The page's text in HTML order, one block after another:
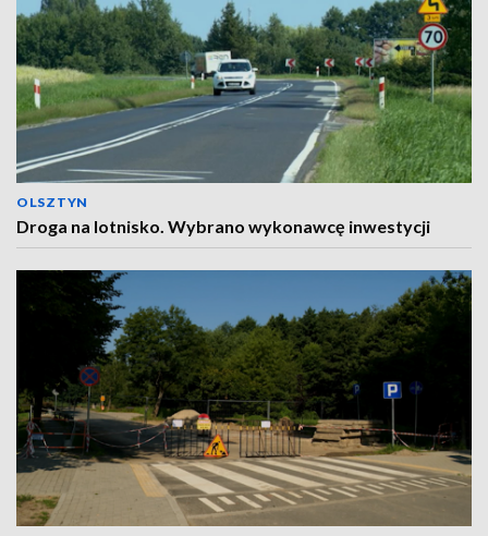
OLSZTYN
Droga na lotnisko. Wybrano wykonawcę inwestycji